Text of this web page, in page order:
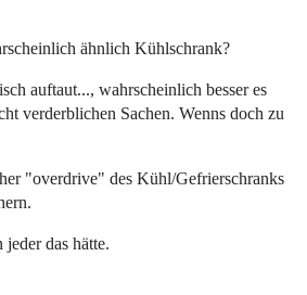
ähnlich Kühlschrank?
auftaut..., wahrscheinlich besser es
verderblichen Sachen. Wenns doch zu
"overdrive" des Kühl/Gefrierschranks
das hätte.